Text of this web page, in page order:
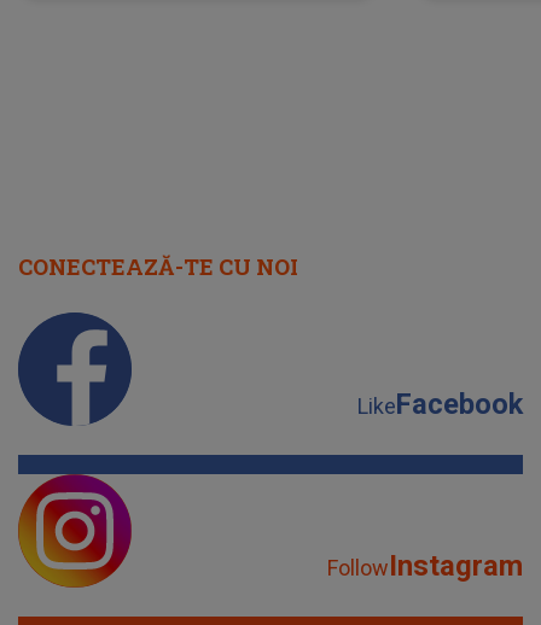
CONECTEAZĂ-TE CU NOI
LikeFacebook
FollowInstagram